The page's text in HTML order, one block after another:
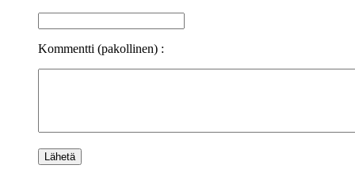
Kommentti (pakollinen) :